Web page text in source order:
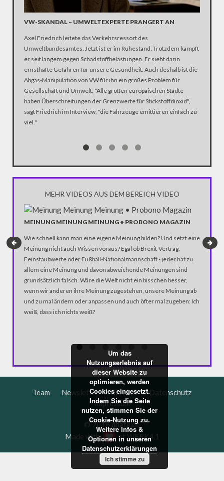
VW-SKANDAL – UMWELTEXPERTE PRANGERT AN
Axel Friedrich leitete das Verkehrsressort des
Umweltbundesamtes. Jetzt ist er im Ruhestand. Trotzdem kämpft
er seit langem gegen Schadstoffbelastungen. Er sieht darin
ernsthafte Gefahren für unsere Gesundheit. Auch deshalb ist die
Abgas-Manipulation von VW für ihn ein großes Problem für
Gesellschaft und Umwelt. "Alle großen europäischen Städte
haben Überschreitungen der Grenzwerte für Stickstoffdioxid",
sagt Friedrich im Interview, "die Fahrzeuge emittieren einfach zu
viel."
MEHR VIDEOS AUS DEM BEREICH VIDEO
MEINUNG MEINUNG MEINUNG • PROBONO MAGAZIN
Wie schnell kann man eine eigene Meinung bilden? Und setzt eine
Meinung nicht auch Wissen voraus? Egal ob Brexit-Vertrag,
Feinstaubwerte oder Fußball-Nationalmannschaft - jeder hat zu
allem eine Meinung und davon abweichende Meinungen sind
grundsätzlich falsch. Wäre die Welt nicht ein bisschen besser,
wenn wir anderen ihre Meinung zugestehen, unsere Meinung ab
und zu mal ändern oder anpassen und auch öfter mal zugeben: Ich
weiß, dass ich nichts weiß?
Team Newsletter Kontakt
Datenschutz
Impressum
© 2016 dbate.de
Made with
atWERK4.1
Um das
Nutzungserlebnis auf
dieser Website zu
optimieren, werden
Cookies eingesetzt.
Indem Sie die Seite
nutzen, stimmen Sie der
Cookie-Nutzung zu.
Weitere Infos &
Optionen in unseren
Datenschutzerklärungen
Ich stimme zu